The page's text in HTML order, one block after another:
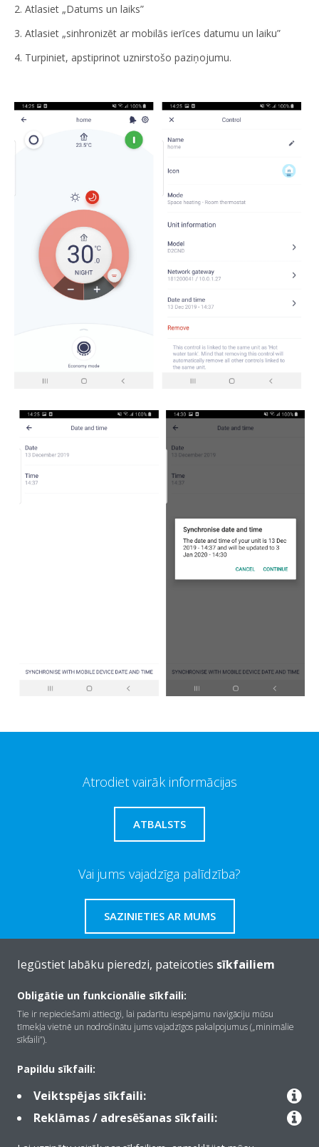
2. Atlasiet „Datums un laiks”
3. Atlasiet „sinhronizēt ar mobilās ierīces datumu un laiku”
4. Turpiniet, apstiprinot uznirstošo paziņojumu.
Atrodiet vairāk informācijas
ATBALSTS
Vai jums vajadzīga palīdzība?
SAZINIETIES AR MUMS
Par Daikin
Kontaktinformācija
Iegūstiet labāku pieredzi, pateicoties sīkfailiem
Obligātie un funkcionālie sīkfaili:
Tie ir nepieciešami attiecīgi, lai padarītu iespējamu navigāciju mūsu
tīmekļa vietnē un nodrošinātu jums vajadzīgos pakalpojumus („minimālie
sīkfaili”).
Papildu sīkfaili:
Veiktspējas sīkfaili:
Reklāmas / adresēšanas sīkfaili: